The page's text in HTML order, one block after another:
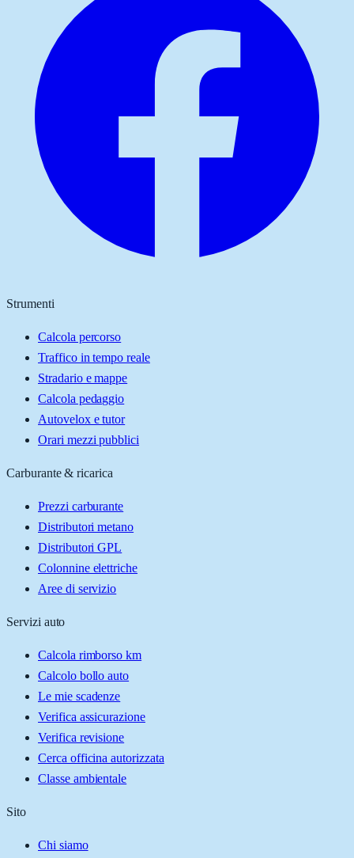
Strumenti
Calcola percorso
Traffico in tempo reale
Stradario e mappe
Calcola pedaggio
Autovelox e tutor
Orari mezzi pubblici
Carburante & ricarica
Prezzi carburante
Distributori metano
Distributori GPL
Colonnine elettriche
Aree di servizio
Servizi auto
Calcola rimborso km
Calcolo bollo auto
Le mie scadenze
Verifica assicurazione
Verifica revisione
Cerca officina autorizzata
Classe ambientale
Sito
Chi siamo